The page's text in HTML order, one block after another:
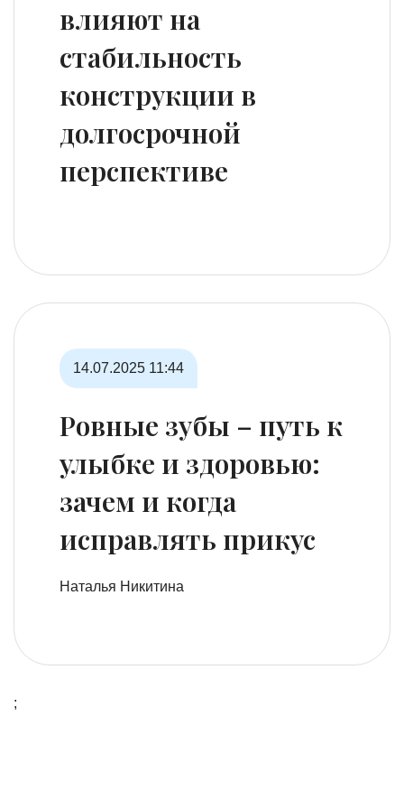
влияют на
стабильность
конструкции в
долгосрочной
перспективе
14.07.2025 11:44
Ровные зубы – путь к
улыбке и здоровью:
зачем и когда
исправлять прикус
Наталья Никитина
;